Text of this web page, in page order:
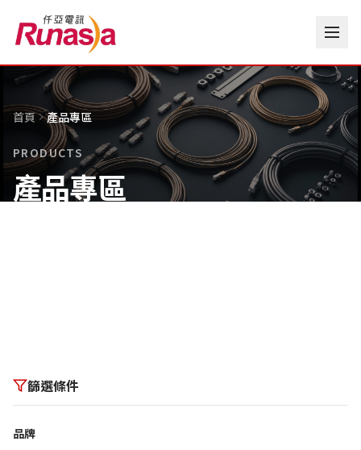
首頁 產品專區
PRODUCTS
產品專區
篩選條件
品牌